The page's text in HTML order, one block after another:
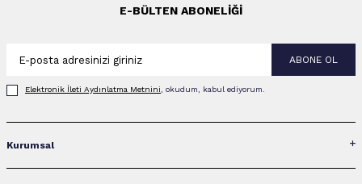
E-BÜLTEN ABONELIĞI
ABONE OL
Elektronik İleti Aydınlatma Metni‌ni, okudum, kabul ediyorum.
Kurumsal